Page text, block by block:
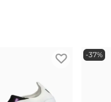
-37%